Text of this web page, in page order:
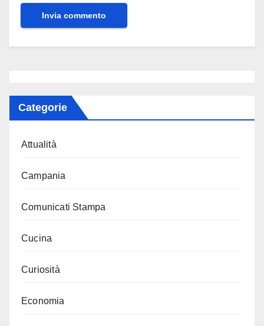
Categorie
Attualità
Campania
Comunicati Stampa
Cucina
Curiosità
Economia